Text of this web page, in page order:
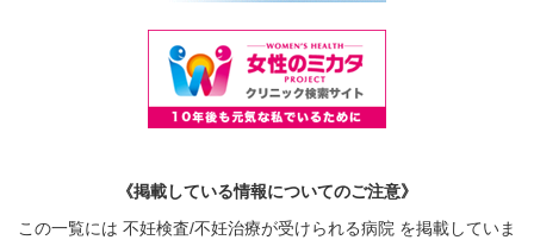
《掲載している情報についてのご注意》
この一覧には 不妊検査/不妊治療が受けられる病院 を掲載していま